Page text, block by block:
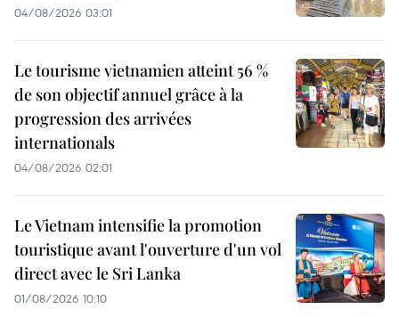
04/08/2026 03:01
Le tourisme vietnamien atteint 56 %
de son objectif annuel grâce à la
progression des arrivées
internationals
04/08/2026 02:01
Le Vietnam intensifie la promotion
touristique avant l'ouverture d'un vol
direct avec le Sri Lanka
01/08/2026 10:10